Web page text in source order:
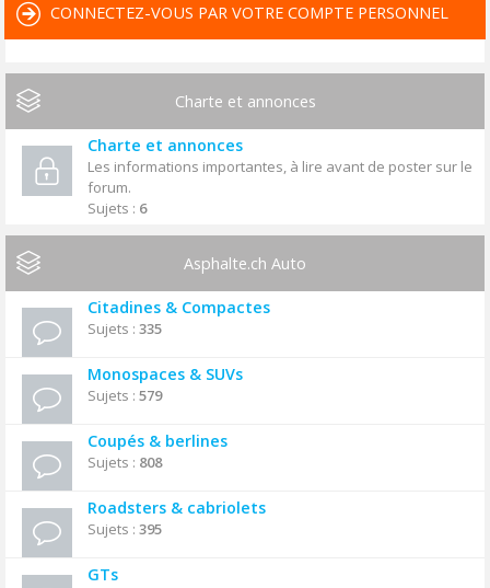
CONNECTEZ-VOUS PAR VOTRE COMPTE PERSONNEL
Charte et annonces
Charte et annonces
Les informations importantes, à lire avant de poster sur le
forum.
Sujets : 6
Asphalte.ch Auto
Citadines & Compactes
Sujets : 335
Monospaces & SUVs
Sujets : 579
Coupés & berlines
Sujets : 808
Roadsters & cabriolets
Sujets : 395
GTs